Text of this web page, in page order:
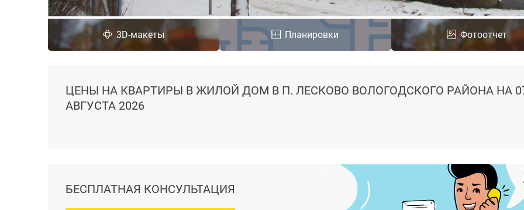
3D-макеты Планировки Фотоотчет
ЦЕНЫ НА КВАРТИРЫ В ЖИЛОЙ ДОМ В П. ЛЕСКОВО ВОЛОГОДСКОГО РАЙОНА НА
АВГУСТА 2026
БЕСПЛАТНАЯ КОНСУЛЬТАЦИЯ